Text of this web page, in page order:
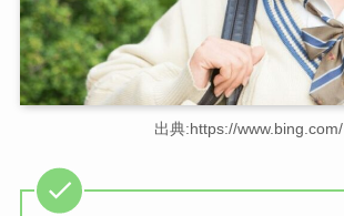
出典:https://www.bing.com/